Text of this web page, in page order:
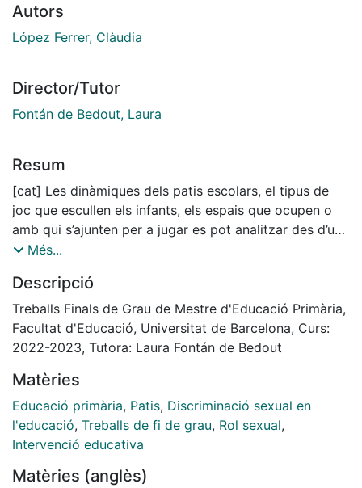
Autors
López Ferrer, Clàudia
Director/Tutor
Fontán de Bedout, Laura
Resum
[cat] Les dinàmiques dels patis escolars, el tipus de
joc que escullen els infants, els espais que ocupen o
amb qui s’ajunten per a jugar es pot analitzar des d’una
perspectiva de gènere. De fet, el que és evident és la
per què només els nois ocupen la pista de futbol? Des
de la teoria es vincula el futbol amb la construcció de
la masculinitat hegemònica, i que els constructes
socials es plasmen en el que passa a l’escola. L’espai
conquista, en el que per accedir a la pista de futbol, es
dona un permission asking dels infants que no
encaixen en el perfil típic (noies o nois associats amb
la feminitat). L’objectiu general de la recerca és
discriminatòries dels patis escolars des d’una
Més...
Descripció
Treballs Finals de Grau de Mestre d'Educació Primària,
Facultat d'Educació, Universitat de Barcelona, Curs:
2022-2023, Tutora: Laura Fontán de Bedout
Matèries
Educació primària, Patis, Discriminació sexual en
l'educació, Treballs de fi de grau, Rol sexual,
Intervenció educativa
Matèries (anglès)